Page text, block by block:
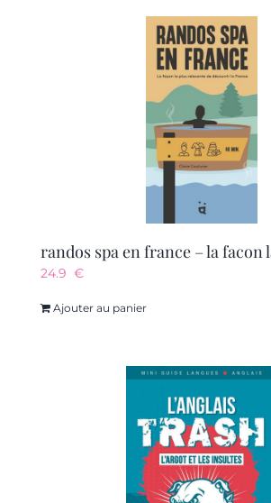
24.9 €
Ajouter au panier